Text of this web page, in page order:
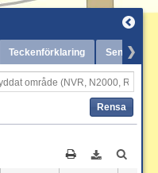
Teckenförklaring Senaste nytt
Rensa